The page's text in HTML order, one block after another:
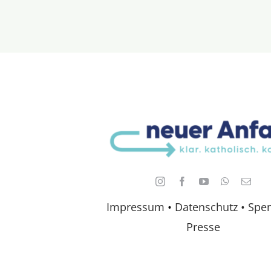
Impressum • Datenschutz •
Presse